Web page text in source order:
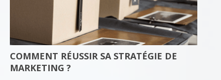
COMMENT RÉUSSIR SA STRATÉGIE DE
MARKETING ?